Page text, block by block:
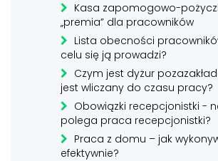
Kasa zapomogowo-
„premia” dla pracowników
Lista obecności
celu się ją prowadzi?
Czym jest dyżur
jest wliczany do czasu pracy?
Obowiązki recepcjonistki -
polega praca recepcjonistki?
Praca z domu – jak
efektywnie?